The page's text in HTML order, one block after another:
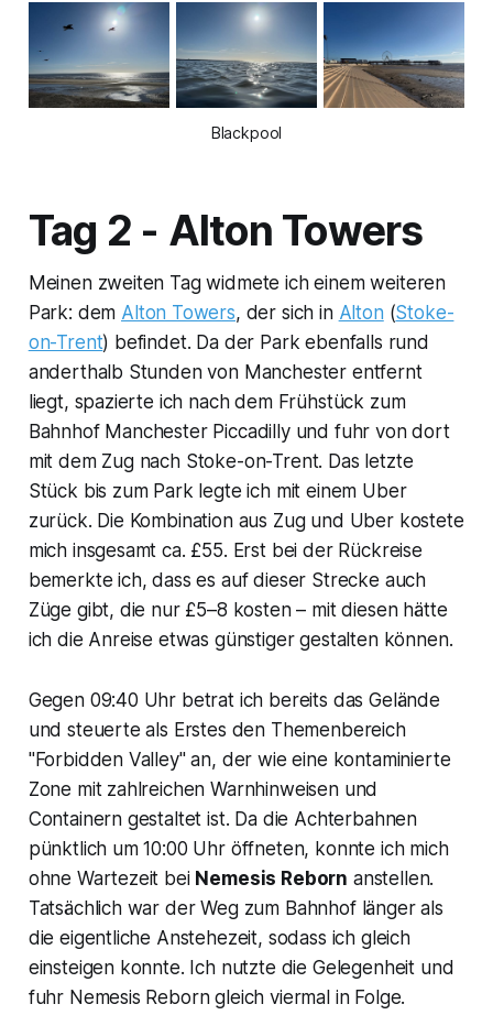
Blackpool
Tag 2 - Alton Towers
Meinen zweiten Tag widmete ich einem weiteren
Park: dem Alton Towers, der sich in Alton (Stoke-
on-Trent) befindet. Da der Park ebenfalls rund
anderthalb Stunden von Manchester entfernt
liegt, spazierte ich nach dem Frühstück zum
Bahnhof Manchester Piccadilly und fuhr von dort
mit dem Zug nach Stoke-on-Trent. Das letzte
Stück bis zum Park legte ich mit einem Uber
zurück. Die Kombination aus Zug und Uber kostete
mich insgesamt ca. £55. Erst bei der Rückreise
bemerkte ich, dass es auf dieser Strecke auch
Züge gibt, die nur £5–8 kosten – mit diesen hätte
ich die Anreise etwas günstiger gestalten können.
Gegen 09:40 Uhr betrat ich bereits das Gelände
und steuerte als Erstes den Themenbereich
"Forbidden Valley" an, der wie eine kontaminierte
Zone mit zahlreichen Warnhinweisen und
Containern gestaltet ist. Da die Achterbahnen
pünktlich um 10:00 Uhr öffneten, konnte ich mich
ohne Wartezeit bei Nemesis Reborn anstellen.
Tatsächlich war der Weg zum Bahnhof länger als
die eigentliche Anstehezeit, sodass ich gleich
einsteigen konnte. Ich nutzte die Gelegenheit und
fuhr Nemesis Reborn gleich viermal in Folge.